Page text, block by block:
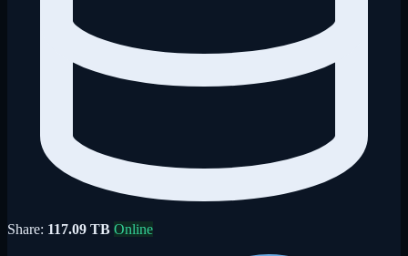
Share: 117.09 TB Online